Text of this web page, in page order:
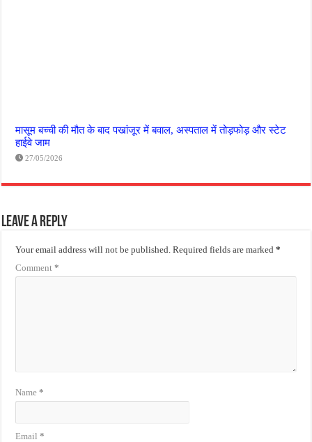
मासूम बच्ची की मौत के बाद पखांजूर में बवाल, अस्पताल में तोड़फोड़ और स्टेट
हाईवे जाम
27/05/2026
Leave a Reply
Your email address will not be published. Required fields are marked*
Comment*
Name*
Email*